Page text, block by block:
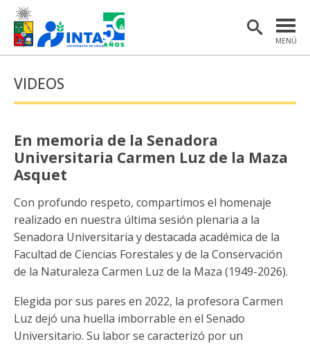
MENÚ
INSTITUTO
INVESTIGACIÓN
MATERIAL DE INTERÉS
ENGLISH
Funcionarias/os
VIDEOS
En memoria de la Senadora
Universitaria Carmen Luz de la Maza
Asquet
Con profundo respeto, compartimos el homenaje
realizado en nuestra última sesión plenaria a la
Senadora Universitaria y destacada académica de la
Facultad de Ciencias Forestales y de la Conservación
de la Naturaleza Carmen Luz de la Maza (1949-2026).
Elegida por sus pares en 2022, la profesora Carmen
Luz dejó una huella imborrable en el Senado
Universitario. Su labor se caracterizó por un